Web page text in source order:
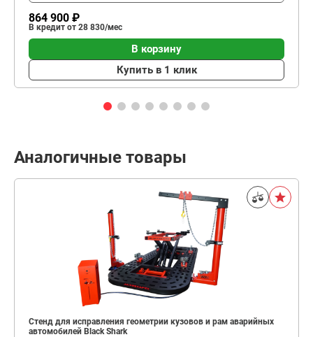
864 900 ₽
В кредит от 28 830/мес
В корзину
Купить в 1 клик
Аналогичные товары
Стенд для исправления геометрии кузовов и рам аварийных
автомобилей Black Shark